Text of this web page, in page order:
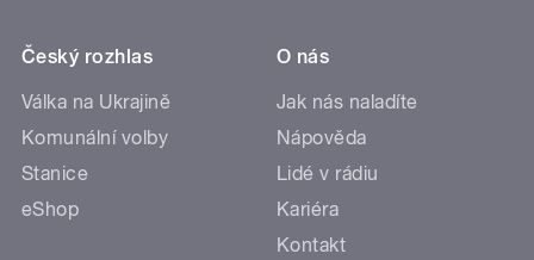
Český rozhlas
Válka na Ukrajině
Komunální volby
Stanice
eShop
O nás
Jak nás naladíte
Nápověda
Lidé v rádiu
Kariéra
Kontakt